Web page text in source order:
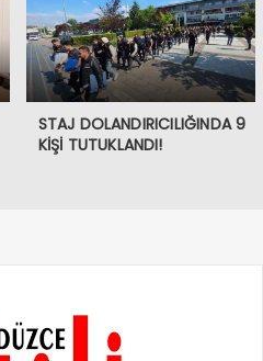
STAJ DOLANDIRICILIĞINDA 9
KİŞİ TUTUKLANDI!